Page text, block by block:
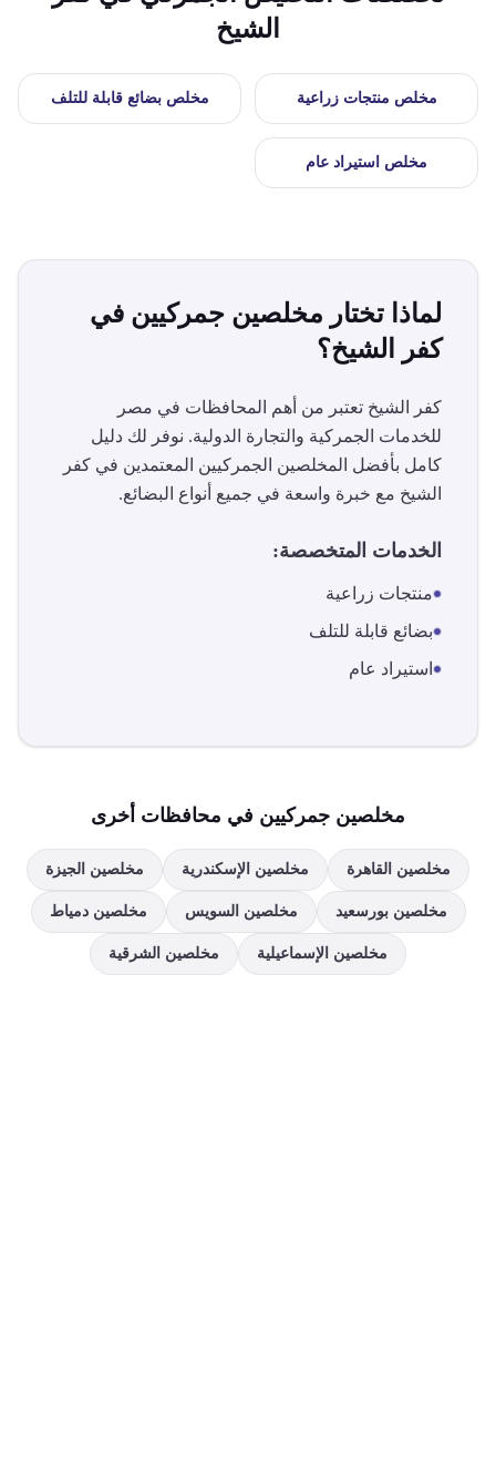
الشيخ
مخلص منتجات زراعية مخلصبضائع قابلة للتلف
مخلص استيراد عام
لماذا تختار مخلصين جمركيين في
كفر الشيخ؟
كفر الشيخ تعتبر من أهم المحافظات في مصر
للخدمات الجمركية والتجارة الدولية. نوفر لك دليل
كامل بأفضل المخلصين الجمركيين المعتمدين في كفر
الشيخ مع خبرة واسعة في جميع أنواع البضائع.
الخدمات المتخصصة:
منتجات زراعية
بضائع قابلة للتلف
استيراد عام
مخلصين جمركيين في محافظات أخرى
مخلصين القاهرة مخلصين الإسكندرية مخلصين الجيزة
مخلصينبورسعيد مخلصين السويس مخلصيندمياط
مخلصين الإسماعيلية مخلصين الشرقية